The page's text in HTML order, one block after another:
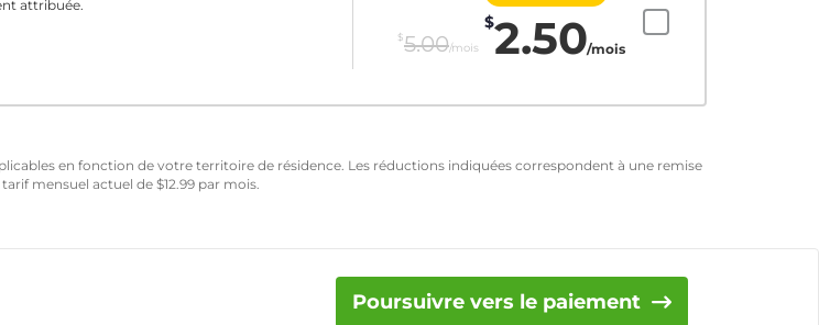
attribuée.
$5.00/mois
$2.50/mois
en fonction de votre territoire de résidence. Les réductions indiquées correspondent à une remise
mensuel actuel de $12.99 par mois.
Poursuivre vers le paiement